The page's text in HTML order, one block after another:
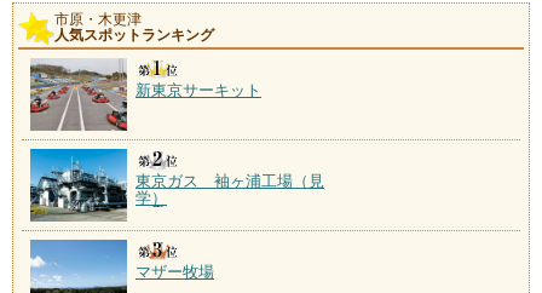
市原・木更津
人気スポットランキング
新東京サーキット
東京ガス 袖ヶ浦工場（見
学）
マザー牧場